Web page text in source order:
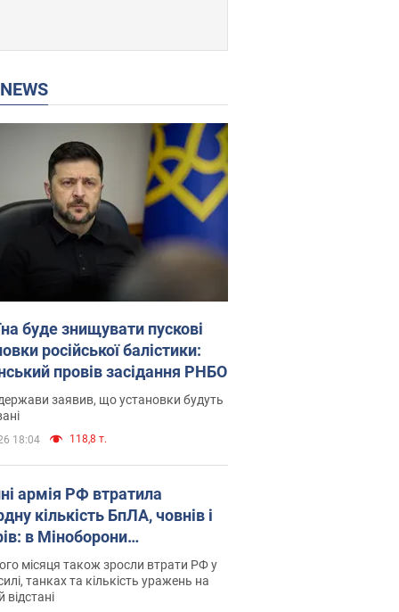
NEWS
буде знищувати пускові
російської балістики:
провів засідання РНБО
заявив, що установки будуть
18:04 118,8 т.
армія РФ втратила
кількість БпЛА, човнів і
в Міноборони
статистику
місяця також зросли втрати РФ у
танках та кількість уражень на
відстані